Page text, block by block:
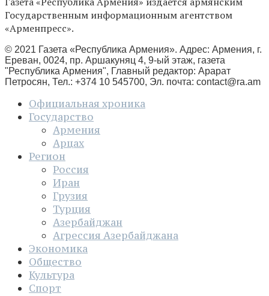
Государственным информационным агентством
«Арменпресс».
© 2021 Газета «Республика Армения». Адрес: Армения, г.
Ереван, 0024, пр. Аршакуняц 4, 9-ый этаж, газета
"Республика Армения", Главный редактор: Арарат
Петросян, Тел.: +374 10 545700, Эл. почта: contact@ra.am
Официальная хроника
Государство
Армения
Арцах
Регион
Россия
Иран
Грузия
Турция
Азербайджан
Агрессия Азербайджана
Экономика
Общество
Культура
Спорт